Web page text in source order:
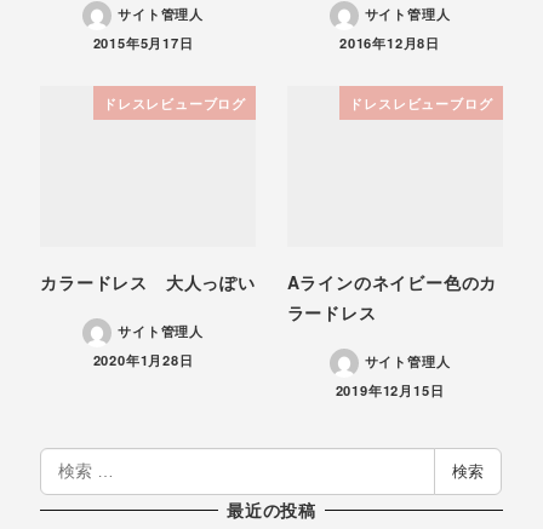
サイト管理人
投稿日
2015年5月17日
サイト管理人
投稿日
2016年12月8日
ドレスレビューブログ
カラードレス 大人っぽい
サイト管理人
投稿日
2020年1月28日
ドレスレビューブログ
Aラインのネイビー色のカ
ラードレス
サイト管理人
投稿日
2019年12月15日
検
索
検索
最近の投稿